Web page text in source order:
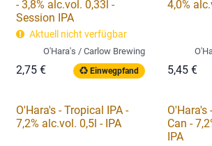
- 3,8% alc.vol. 0,33l -
Session IPA
Aktuell nicht verfügbar
O'Hara's / Carlow Brewing
2,75 € Einwegpfand
4,0%
5,45€
O'Hara's - Tropical IPA -
7,2% alc.vol. 0,5l - IPA
O'Hara's
Can -
IPA